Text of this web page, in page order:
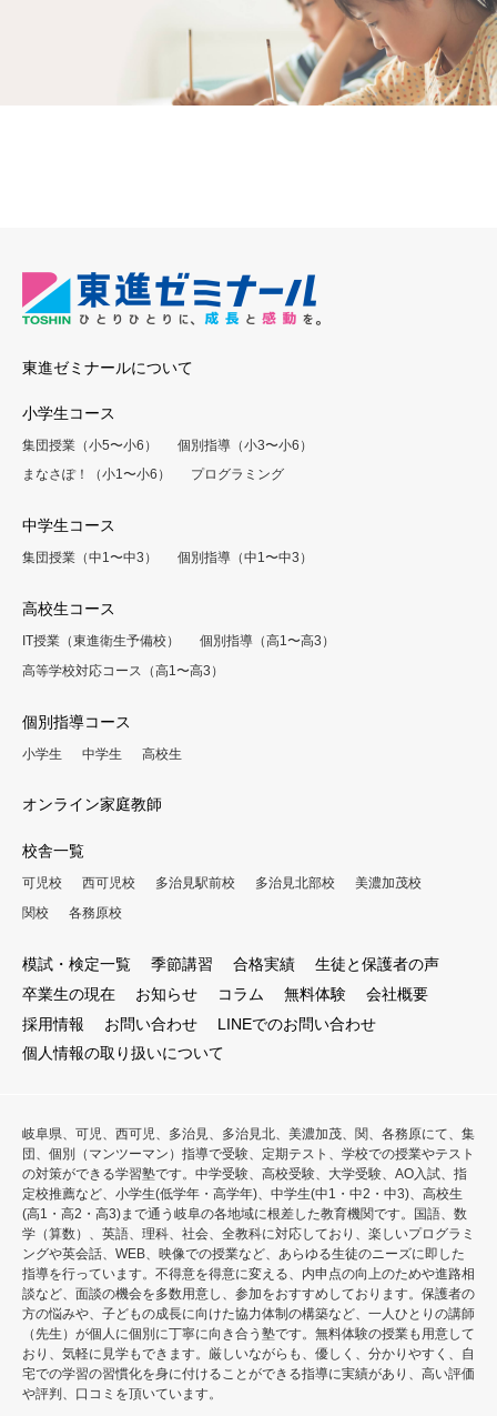
東進ゼミナールについて
小学生コース
集団授業（小5〜小6）
個別指導（小3〜小6）
まなさぽ！（小1〜小6）
プログラミング
中学生コース
集団授業（中1〜中3） 個別指導（中1〜中3）
高校生コース
IT授業（東進衛生予備校）
個別指導（高1〜高3）
高等学校対応コース（高1〜高3）
個別指導コース
小学生 中学生 高校生
オンライン家庭教師
校舎一覧
可児校 西可児校 多治見駅前校 多治見北部校
美濃加茂校
関校
各務原校
模試・検定一覧 季節講習 合格実績
生徒と保護者の声
卒業生の現在
お知らせ コラム 無料体験
会社概要
採用情報
お問い合わせ
LINEでのお問い合わせ
個人情報の取り扱いについて
岐阜県、可児、西可児、多治見、多治見北、美濃加茂、関、各務原にて、集
団、個別（マンツーマン）指導で受験、定期テスト、学校での授業やテスト
の対策ができる学習塾です。中学受験、高校受験、大学受験、AO入試、指
定校推薦など、小学生(低学年・高学年)、中学生(中1・中2・中3)、高校生
(高1・高2・高3)まで通う岐阜の各地域に根差した教育機関です。国語、数
学（算数）、英語、理科、社会、全教科に対応しており、楽しいプログラミ
ングや英会話、WEB、映像での授業など、あらゆる生徒のニーズに即した
指導を行っています。不得意を得意に変える、内申点の向上のためや進路相
談など、面談の機会を多数用意し、参加をおすすめしております。保護者の
方の悩みや、子どもの成長に向けた協力体制の構築など、一人ひとりの講師
（先生）が個人に個別に丁寧に向き合う塾です。無料体験の授業も用意して
おり、気軽に見学もできます。厳しいながらも、優しく、分かりやすく、自
宅での学習の習慣化を身に付けることができる指導に実績があり、高い評価
や評判、口コミを頂いています。